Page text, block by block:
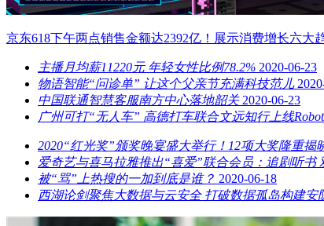
京东618下午两点销售金额达2392亿！展示消费增长六大
主播月均薪11220元 年轻女性比例78.2% 2020-06-23
物语智能“问诊单” 让这个父亲节充满科技范儿
中国联通智慧客服南方中心落地韶关 2020-06-23
广州可打“无人车” 高德打车联合文远知行上线
2020“红光奖”颁奖晚宴盛大举行！12项大奖隆重揭
爱奇艺与喜马拉雅推出“喜爱”联合会员：追剧听书
被“骂”上热搜的一加到底是谁？ 2020-06-18
西湖论剑聚焦大数据与云安全 打破数据孤岛构建安